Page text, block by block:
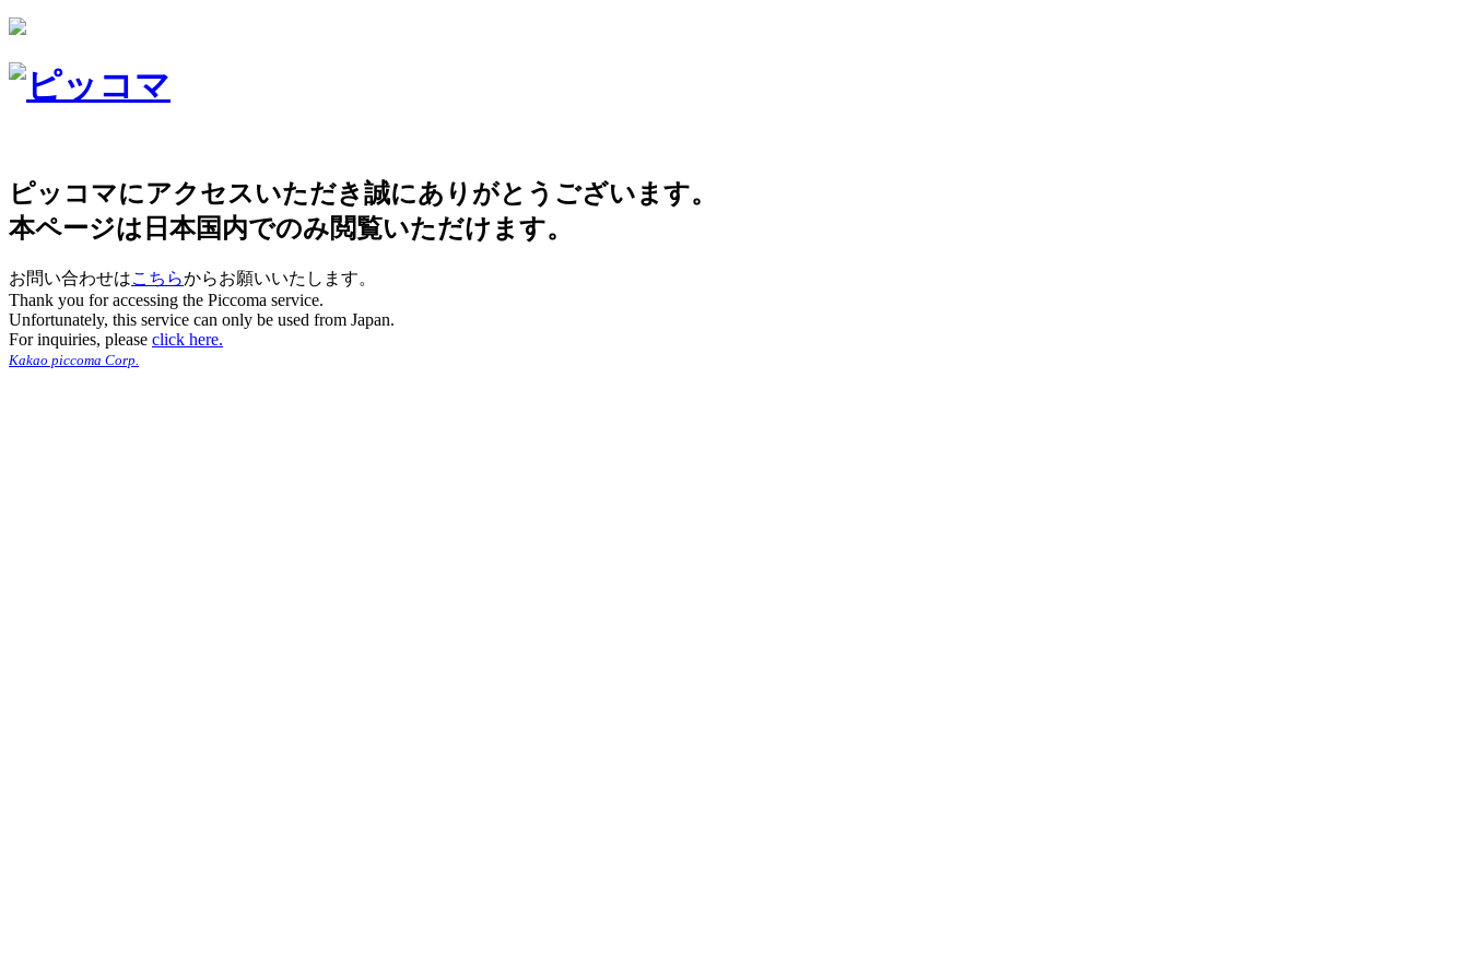
ピッコマにアクセスいただき誠にありがとうございます。
本ページは日本国内でのみ閲覧いただけます。
お問い合わせはこちらからお願いいたします。
Thank you for accessing the Piccoma service.
Unfortunately, this service can only be used from Japan.
For inquiries, please click here.
Kakao piccoma Corp.